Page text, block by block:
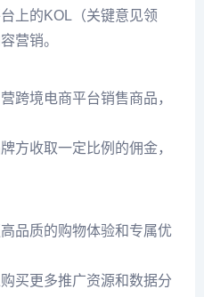
上的KOL（关键意见领
营销。
跨境电商平台销售商品，
方收取一定比例的佣金，
品质的购物体验和专属优
买更多推广资源和数据分